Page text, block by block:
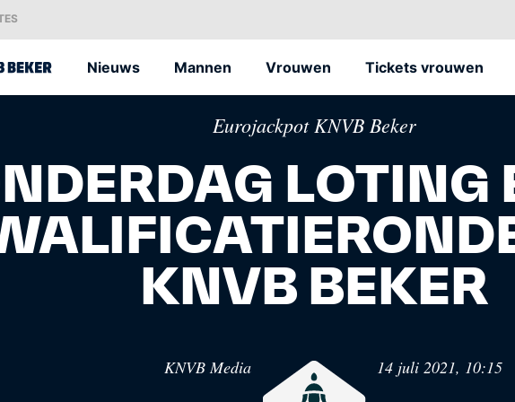
Nieuws Mannen Vrouwen Tickets vrouwen
Oranje
Het officiële kanaal van de KNVB voor alle
Hét
Eurojackpot KNVB Beker
LOTING
KNVB BEKER
KNVB Media 14 juli 2021, 10:15